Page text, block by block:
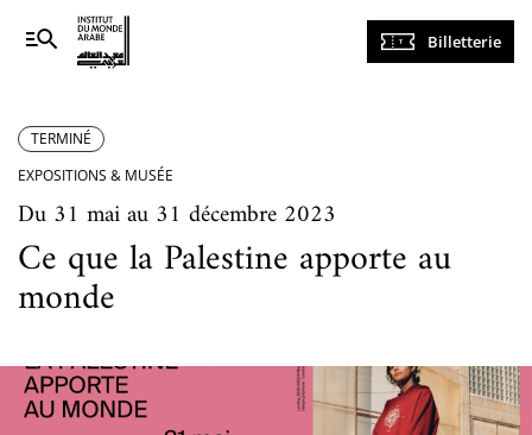
Navigation
principale
Billetterie
TERMINÉ
EXPOSITIONS & MUSÉE
Du 31 mai au 31 décembre 2023
Ce que la Palestine apporte au
monde